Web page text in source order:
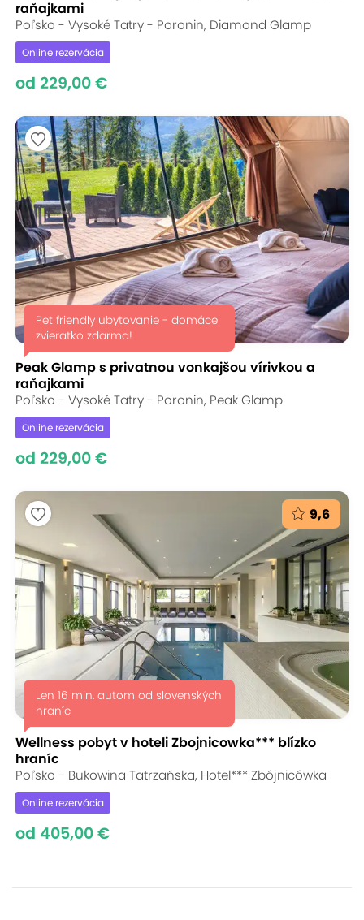
raňajkami
Poľsko - Vysoké Tatry - Poronin, Diamond Glamp
Online rezervácia
od 229,00 €
Pet friendly ubytovanie - domáce
zvieratko zdarma!
Peak Glamp s privatnou vonkajšou vírivkou a
raňajkami
Poľsko - Vysoké Tatry - Poronin, Peak Glamp
Online rezervácia
od 229,00 €
9,6
Len 16 min. autom od slovenských
hraníc
Wellness pobyt v hoteli Zbojnicowka*** blízko
hraníc
Poľsko - Bukowina Tatrzańska, Hotel*** Zbójnicówka
Online rezervácia
od 405,00 €